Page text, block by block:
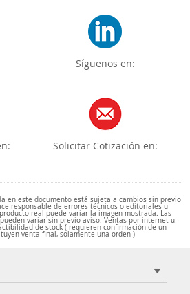
Síguenos en:
Solicitar Cotización en:
en este documento está sujeta a cambios sin previo
responsable de errores técnicos o editoriales u
real puede variar la imagen mostrada. Las
variar sin previo aviso. Ventas por internet u
de stock ( requieren confirmación de un
venta final, solamente una orden )